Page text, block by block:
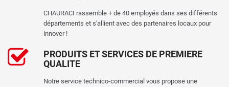
CHAURACI rassemble + de 40 employés dans ses différents
départements et s'allient avec des partenaires locaux pour
innover !
PRODUITS ET SERVICES DE PREMIERE
QUALITE
Notre service technico-commercial vous propose une